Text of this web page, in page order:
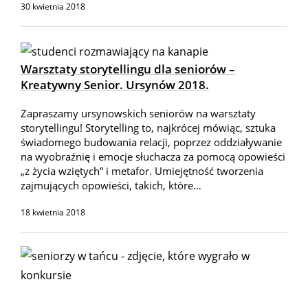
30 kwietnia 2018
Warsztaty storytellingu dla seniorów –
Kreatywny Senior. Ursynów 2018.
Zapraszamy ursynowskich seniorów na warsztaty
storytellingu! Storytelling to, najkrócej mówiąc, sztuka
świadomego budowania relacji, poprzez oddziaływanie
na wyobraźnię i emocje słuchacza za pomocą opowieści
„z życia wziętych” i metafor. Umiejętność tworzenia
zajmujących opowieści, takich, które…
18 kwietnia 2018